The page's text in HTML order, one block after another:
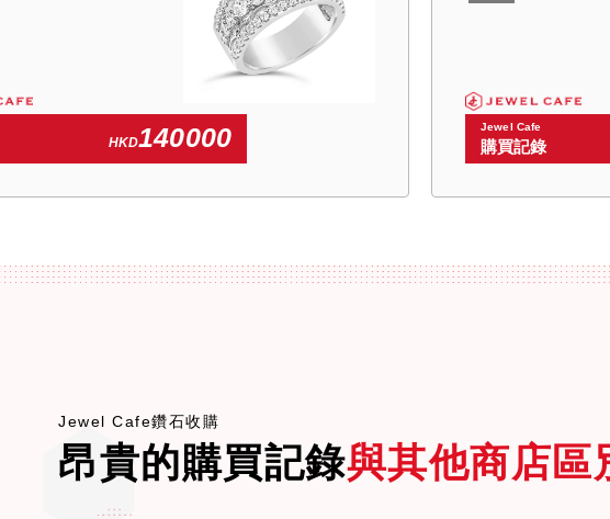
HKD140000 Jewel Cafe
購買記錄
Jewel Cafe鑽石收購
昂貴的購買記錄與其他商店區